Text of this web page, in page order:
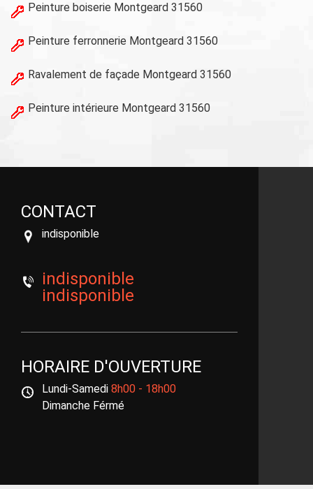
Peinture boiserie Montgeard 31560
Peinture ferronnerie Montgeard 31560
Ravalement de façade Montgeard 31560
Peinture intérieure Montgeard 31560
CONTACT
indisponible
indisponible
indisponible
HORAIRE D'OUVERTURE
Lundi-Samedi 8h00 - 18h00
Dimanche Férmé